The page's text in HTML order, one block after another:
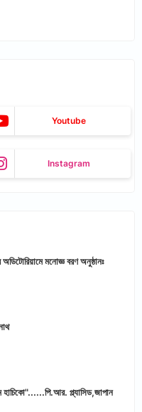
Youtube
Instagram
অডিটোরিয়ামে মনোজ্ঞ বরণ অনুষ্ঠানঃ
প্ল্যাসিড,জাপান